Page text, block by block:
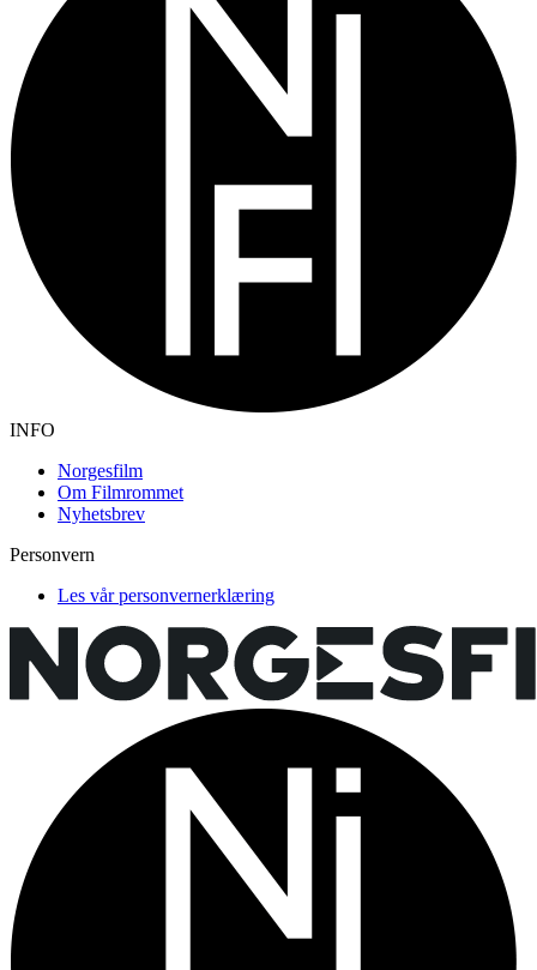
INFO
Norgesfilm
Om Filmrommet
Nyhetsbrev
Personvern
Les vår personvernerklæring